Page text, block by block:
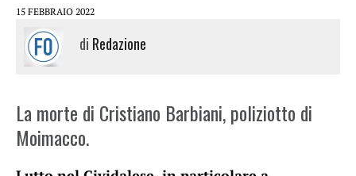
15 FEBBRAIO 2022
di Redazione
La morte di Cristiano Barbiani, poliziotto di
Moimacco.